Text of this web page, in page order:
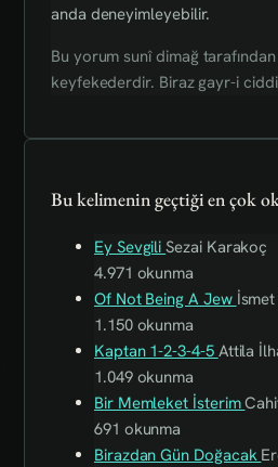
anda deneyimleyebilir.
Bu yorum sunî dimağ
keyfekederdir. Biraz gayr-i
Bu kelimenin geçtiği en çok
Ey SevgiliSezai Karakoç
4.971 okunma
Of Not Being A Jew
1.150 okunma
Kaptan 1-2-3-4-5 Attila
1.049 okunma
Bir Memleket İsterim
691 okunma
Birazdan Gün Doğacak